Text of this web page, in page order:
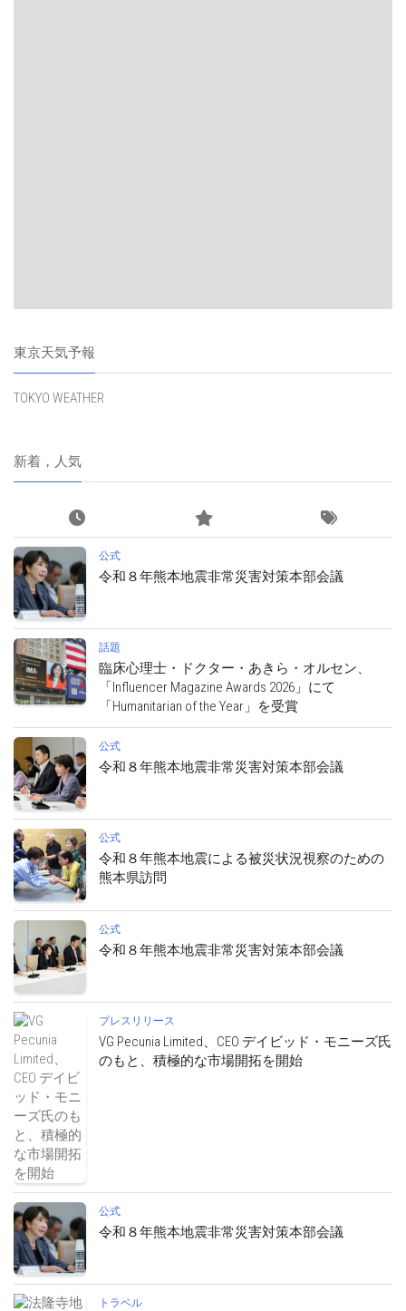
東京天気予報
TOKYO WEATHER
新着，人気
公式
令和８年熊本地震非常災害対策本部会議
話題
臨床心理士・ドクター・あきら・オルセン、
「Influencer Magazine Awards 2026」にて
「Humanitarian of the Year」を受賞
公式
令和８年熊本地震非常災害対策本部会議
公式
令和８年熊本地震による被災状況視察のための
熊本県訪問
公式
令和８年熊本地震非常災害対策本部会議
プレスリリース
VG Pecunia Limited、CEO デイビッド・モニーズ氏
のもと、積極的な市場開拓を開始
公式
令和８年熊本地震非常災害対策本部会議
トラベル